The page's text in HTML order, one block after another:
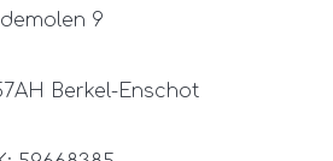
9
Berkel-Enschot